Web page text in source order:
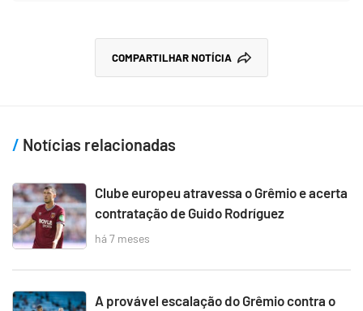
COMPARTILHAR NOTÍCIA
Notícias relacionadas
Clube europeu atravessa o Grêmio e acerta
contratação de Guido Rodríguez
há 7 meses
A provável escalação do Grêmio contra o